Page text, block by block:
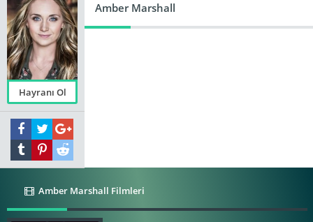
Hayranı Ol
Amber Marshall
Amber Marshall Filmleri